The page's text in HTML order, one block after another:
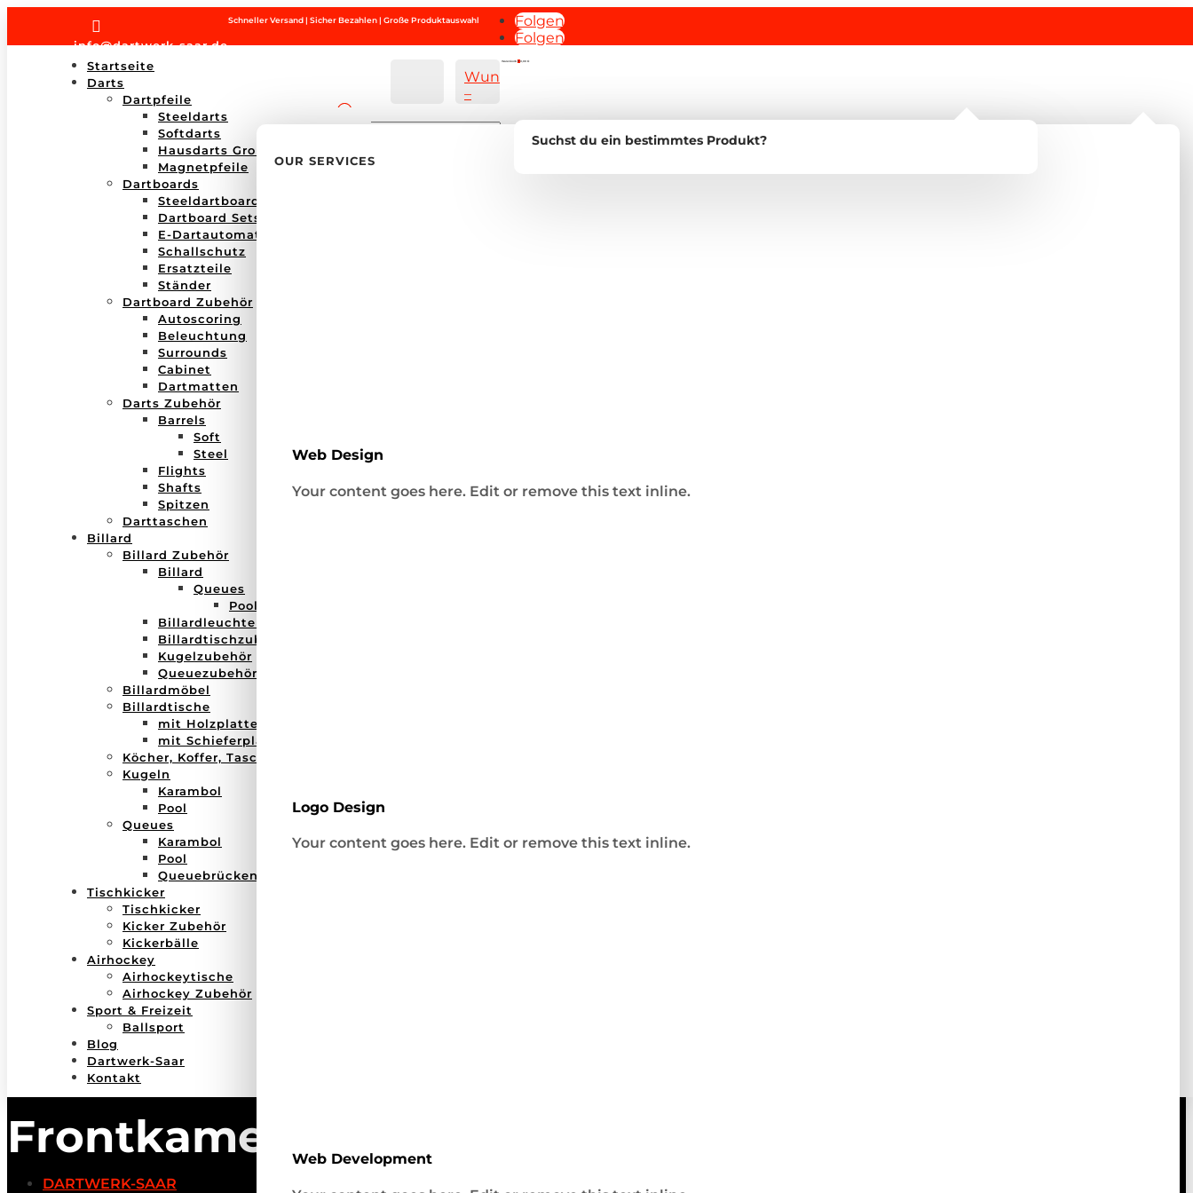

info@dartwerk-saar.de
Schneller Versand | Sicher Bezahlen | Große Produktauswahl
Folgen
Folgen
Startseite
Darts
Dartpfeile
Steeldarts
Softdarts
Hausdarts Großboxen
Magnetpfeile
Dartboards
Steeldartboards
Dartboard Sets
E-Dartautomaten
Schallschutz
Ersatzteile
Ständer
Dartboard Zubehör
Autoscoring
Beleuchtung
Surrounds
Cabinet
Dartmatten
Darts Zubehör
Barrels
Soft
Steel
Flights
Shafts
Spitzen
Darttaschen
Billard
Billard Zubehör
Billard
Queues
Pool
Billardleuchten
Billardtischzubehör
Kugelzubehör
Queuezubehör
Billardmöbel
Billardtische
mit Holzplatte
mit Schieferplatte
Köcher, Koffer, Taschen
Kugeln
Karambol
Pool
Queues
Karambol
Pool
Queuebrücken
Tischkicker
Tischkicker
Kicker Zubehör
Kickerbälle
Airhockey
Airhockeytische
Airhockey Zubehör
Sport & Freizeit
Ballsport
Blog
Dartwerk-Saar
Kontakt
Wunschliste
–
Warenkorb 0 0,00 €
Suchst du ein bestimmtes Produkt?
OUR SERVICES
Web Design
Your content goes here. Edit or remove this text inline.
Logo Design
Your content goes here. Edit or remove this text inline.
Web Development
Frontkamera Autoscoring
DARTWERK-SAAR